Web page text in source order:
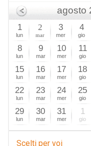
agosto
1
lun
2
mar
3
mer
4
gio
8
lun
9
mar
10
mer
11
gio
15
lun
16
mar
17
mer
18
gio
22
lun
23
mar
24
mer
25
gio
29
lun
30
mar
31
mer
1
gio
Scelti per voi